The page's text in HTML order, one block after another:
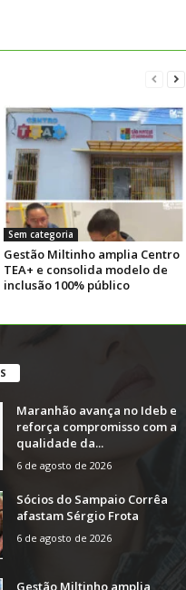
Sem categoria
Gestão Miltinho amplia Centro
TEA+ e consolida modelo de
inclusão 100% público
Maranhão avança no Ideb e
reforça compromisso com a
qualidade da...
6 de agosto de 2026
Sócios do Sampaio Corrêa
afastam Sérgio Frota
6 de agosto de 2026
Gestão Miltinho amplia